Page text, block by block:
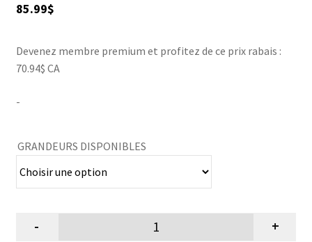
85.99$
Devenez membre premium et profitez de ce prix rabais :
70.94$ CA
-
GRANDEURS DISPONIBLES
quantité de Harnais canicross
- +